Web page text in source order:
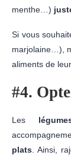
menthe…)
Si vous
marjolaine…),
aliments de
#4.
Les
plats . Ainsi,